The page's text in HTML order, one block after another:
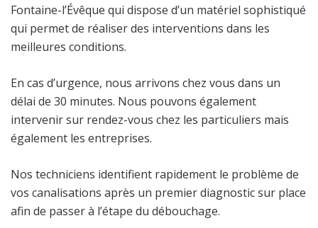
Fontaine-l’Évêque qui dispose d’un matériel sophistiqué
qui permet de réaliser des interventions dans les
meilleures conditions.
En cas d’urgence, nous arrivons chez vous dans un
délai de 30 minutes. Nous pouvons également
intervenir sur rendez-vous chez les particuliers mais
également les entreprises.
Nos techniciens identifient rapidement le problème de
vos canalisations après un premier diagnostic sur place
afin de passer à l’étape du débouchage.